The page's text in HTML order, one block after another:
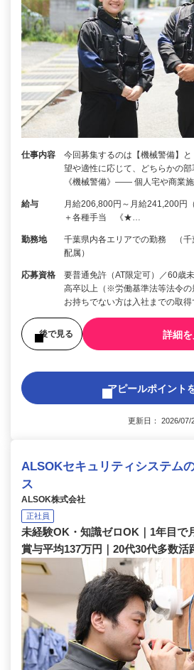
仕事内容
今回募集するのは【機械警備】
望や適性に応じて、どちらかの
《機械警備》―― 個人宅や商業
給与
月給206,800円～月給241,200円
＋各種手当 《★…
勤務地
千葉県内各エリアでの勤務 （千
配属）
応募資格
要普通免許（AT限定可）／60歳
高卒以上（※労働基準法等法令
お持ちでない方は入社までの取得
後で見る 詳細
アピールポイント
更新日： 2026/
ALSOKセキュリティシステム
ス
ALSOK株式会社
正社員
未経験OK・知識ゼロOK｜1年目で
賞与平均137万円｜20代30代多数活